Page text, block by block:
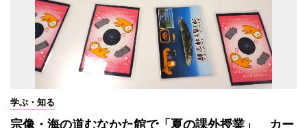
学ぶ・知る
宗像・海の道むなかた館で「夏の課外授業」 カー